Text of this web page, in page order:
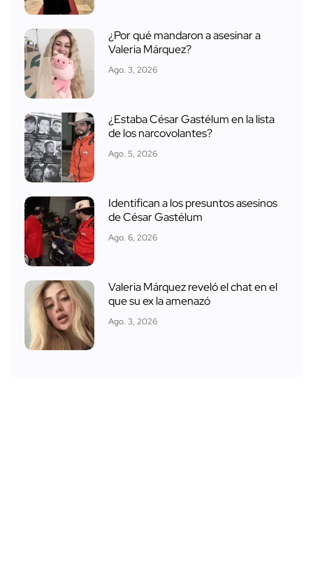
¿Por qué mandaron a asesinar a
Valeria Márquez?
Ago. 3, 2026
¿Estaba César Gastélum en la lista
de los narcovolantes?
Ago. 5, 2026
Identifican a los presuntos asesinos
de César Gastélum
Ago. 6, 2026
Valeria Márquez reveló el chat en el
que su ex la amenazó
Ago. 3, 2026